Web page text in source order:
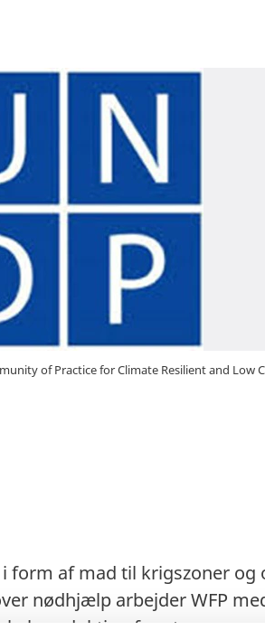
of Practice for Climate Resilient and Low
form af mad til krigszoner
nødhjælp arbejder WFP
produktion for at øge